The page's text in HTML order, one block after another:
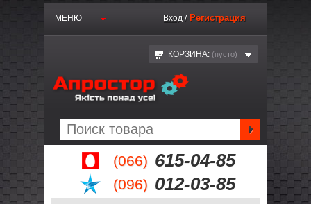
(066) 615-04-85
(096) 012-03-85
МЕНЮ Вход / Регистрация
КОРЗИНА: (пустo)